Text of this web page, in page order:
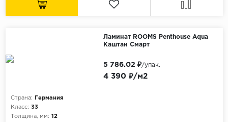
Ламинат ROOMS Penthouse Aqua
Каштан Смарт
Страна:
Германия
Класс: 33
Толщина, мм: 12
4 390 ₽/м2
5 786.02 ₽/упак.